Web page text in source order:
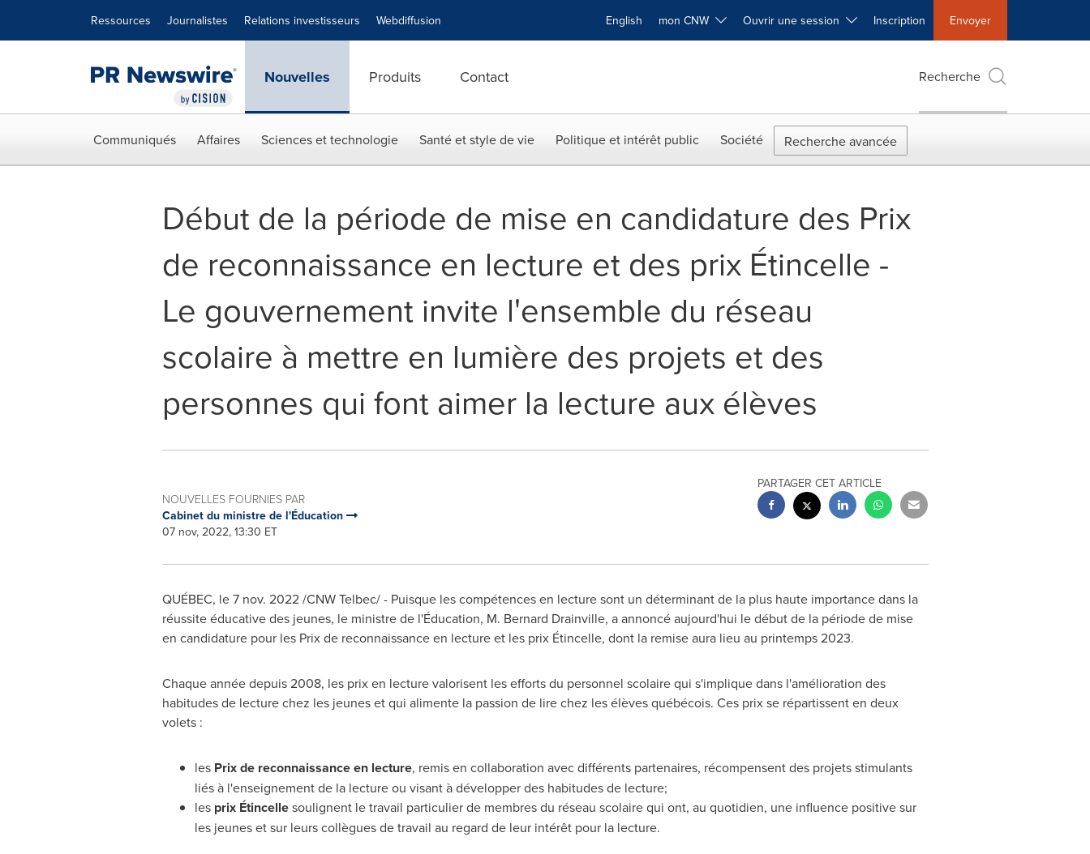
Ressources Journalistes Relations investisseurs Webdiffusion English mon CNW Ouvrir une session Inscription Envoyer
Nouvelles Produits Contact Recherche
Communiqués Affaires Sciences et technologie Santé et style de vie Politique et intérêt public Société Recherche avancée
Début de la période de mise en candidature des Prix
de reconnaissance en lecture et des prix Étincelle -
Le gouvernement invite l'ensemble du réseau
scolaire à mettre en lumière des projets et des
personnes qui font aimer la lecture aux élèves
NOUVELLES FOURNIES PAR
Cabinet du ministre de l'Éducation
07 nov, 2022, 13:30 ET
PARTAGER CET ARTICLE
QUÉBEC, le7 nov. 2022/CNW Telbec/ - Puisque les compétences en lecture sont un déterminant de la plus haute importance dans la
réussite éducative des jeunes, le ministre de l'Éducation, M. Bernard Drainville, a annoncé aujourd'hui le début de la période de mise
en candidature pour les Prix dereconnaissance en lecture et les prix Étincelle, dont la remise aura lieu au printemps 2023.
Chaque année depuis 2008, les prix en lecture valorisent les efforts du personnel scolaire qui s'implique dans l'amélioration des
habitudes de lecture chez les jeunes et qui alimente la passion de lire chez les élèves québécois. Ces prix se répartissent en deux
volets :
les Prix dereconnaissance en lecture, remis en collaboration avec différents partenaires, récompensent des projets stimulants
liés à l'enseignement de la lecture ou visant à développer des habitudes de lecture;
lesprix Étincellesoulignent le travail particulier de membres du réseau scolaire qui ont, au quotidien, une influence positive sur
les jeunes et sur leurs collègues de travail au regard de leur intérêt pour la lecture.